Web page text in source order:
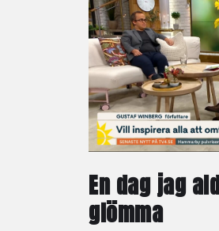
En dag jag
glömma